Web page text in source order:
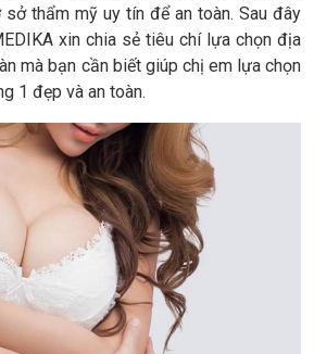
thẩm mỹ uy tín để an toàn. Sau đây
xin chia sẻ tiêu chí lựa chọn địa
mà bạn cần biết giúp chị em lựa chọn
1 đẹp và an toàn.